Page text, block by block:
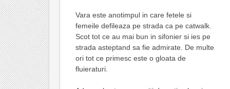
Vara este anotimpul in care fetele si
femeile defileaza pe strada ca pe catwalk.
Scot tot ce au mai bun in sifonier si ies pe
strada asteptand sa fie admirate. De multe
ori tot ce primesc este o gloata de
fluieraturi.